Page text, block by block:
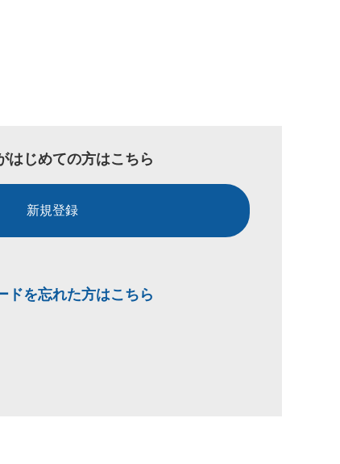
はじめての方はこちら
新規登録
ドを忘れた方はこちら